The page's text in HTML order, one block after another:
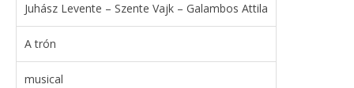
Juhász Levente – Szente Vajk – Galambos Attila
A trón
musical